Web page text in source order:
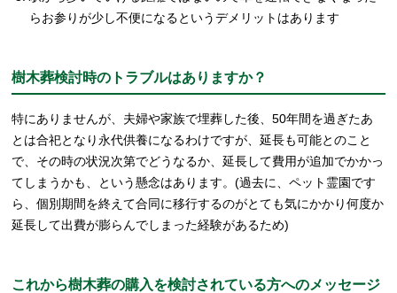
らお参りが少し不便になるというデメリットはあります
樹木葬検討時のトラブルはありますか？
特にありませんが、夫婦や家族で埋葬した後、50年間を過ぎたあ
とは合祀となり永代供養になるわけですが、延長も可能とのこと
で、その時の状況次第でどうなるか、延長して費用が追加でかかっ
てしまうかも、という懸念はあります。(過去に、ペット霊園です
ら、個別期間を終えて合同に移行するのがとても気にかかり何度か
延長して出費が膨らんでしまった経験があるため)
これから樹木葬の購入を検討されている方へのメッセージ